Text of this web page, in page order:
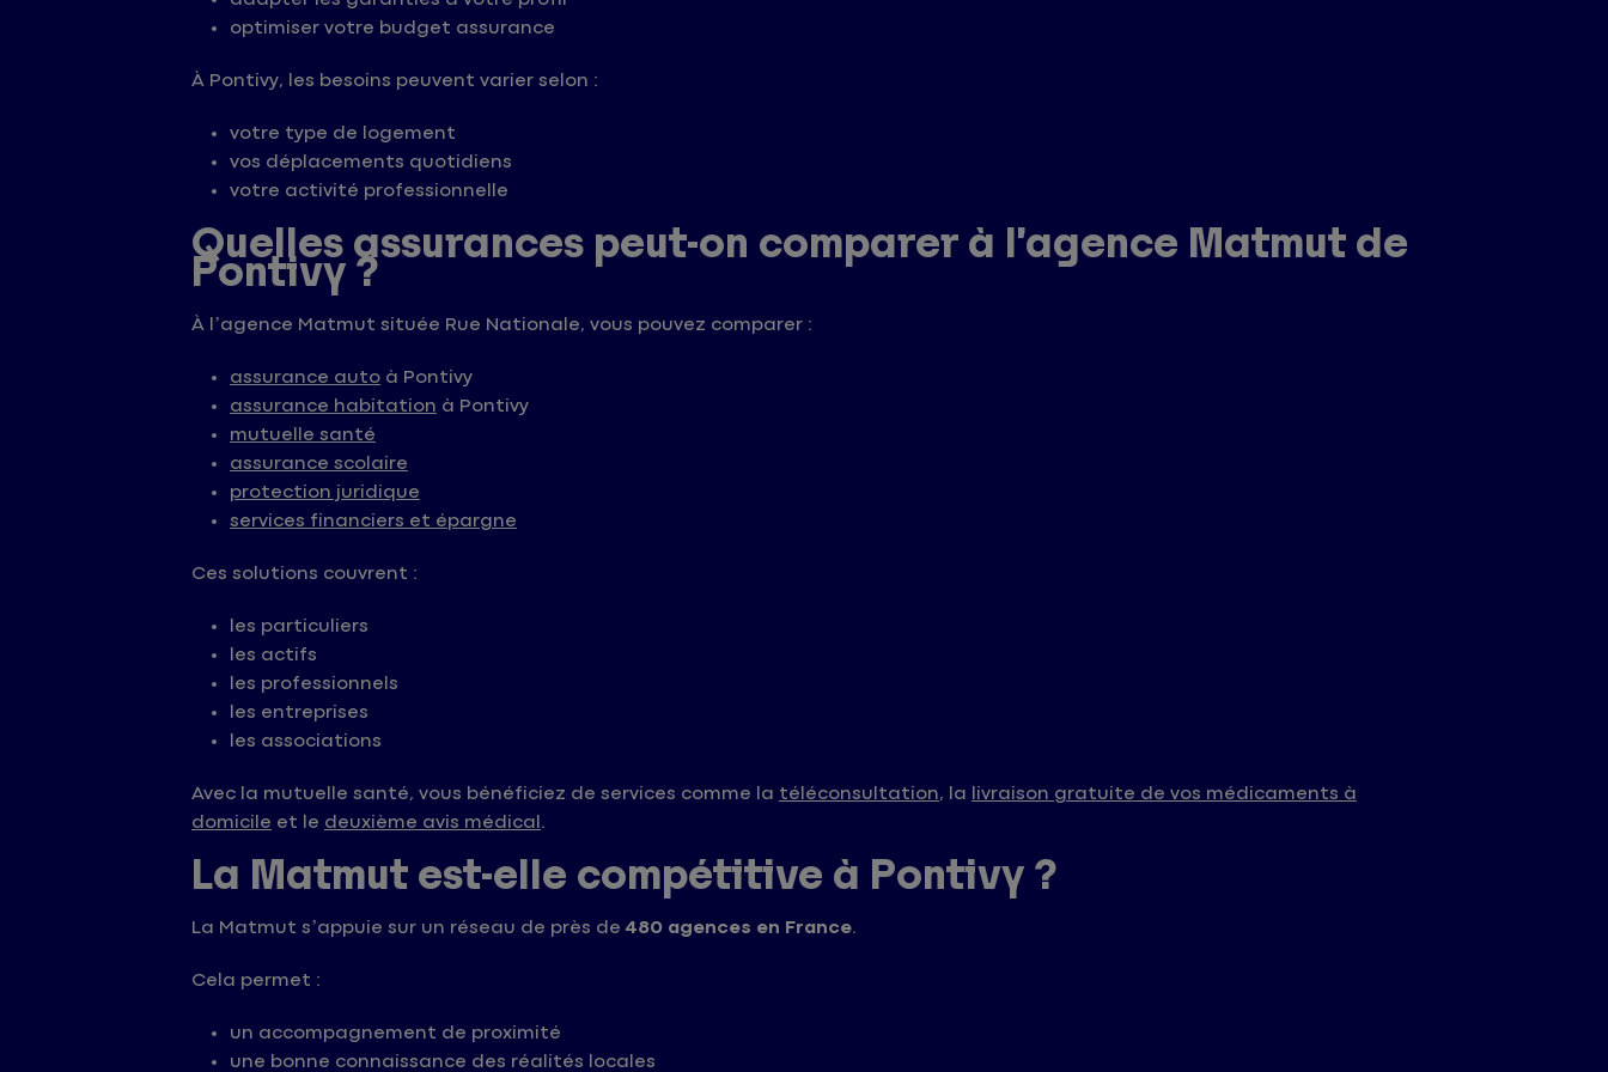
optimiser votre budget assurance
À Pontivy, les besoins peuvent varier selon :
votre type de logement
vos déplacements quotidiens
votre activité professionnelle
Quelles assurances peut-on comparer à l’agence Matmut de
Pontivy ?
À l’agence Matmut située Rue Nationale, vous pouvez comparer :
assurance auto à Pontivy
assurance habitation à Pontivy
mutuelle santé
assurance scolaire
protection juridique
services financiers et épargne
Ces solutions couvrent :
les particuliers
les actifs
les professionnels
les entreprises
les associations
Avec la mutuelle santé, vous bénéficiez de services comme la téléconsultation, la livraison gratuite de vos médicaments à
domicile et le deuxième avis médical .
La Matmut est-elle compétitive à Pontivy ?
La Matmut s’appuie sur un réseau de près de480 agences en France.
Cela permet :
un accompagnement de proximité
une bonne connaissance des réalités locales